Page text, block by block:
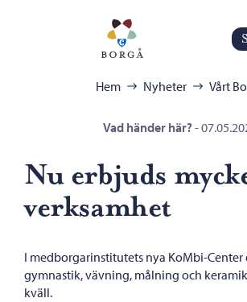
Hem Nyheter Vårt
Vad händer här?-
Nu erbjuds
verksamhet
I medborgarinstitutets nya KoMbi-Center
gymnastik, vävning, målning och
kväll.